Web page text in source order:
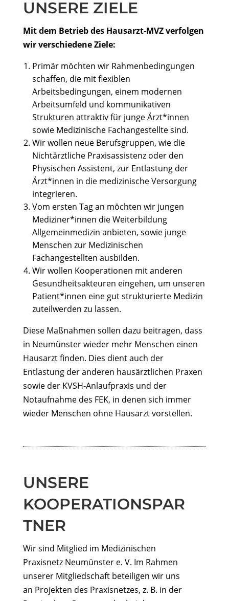
UNSERE ZIELE
Mit dem Betrieb des Hausarzt-MVZ verfolgen
wir verschiedene Ziele:
Primär möchten wir Rahmenbedingungen
schaffen, die mit flexiblen
Arbeitsbedingungen, einem modernen
Arbeitsumfeld und kommunikativen
Strukturen attraktiv für junge Ärzt*innen
sowie Medizinische Fachangestellte sind.
Wir wollen neue Berufsgruppen, wie die
Nichtärztliche Praxisassistenz oder den
Physischen Assistent, zur Entlastung der
Ärzt*innen in die medizinische Versorgung
integrieren.
Vom ersten Tag an möchten wir jungen
Mediziner*innen die Weiterbildung
Allgemeinmedizin anbieten, sowie junge
Menschen zur Medizinischen
Fachangestellten ausbilden.
Wir wollen Kooperationen mit anderen
Gesundheitsakteuren eingehen, um unseren
Patient*innen eine gut strukturierte Medizin
zuteilwerden zu lassen.
Diese Maßnahmen sollen dazu beitragen, dass
in Neumünster wieder mehr Menschen einen
Hausarzt finden. Dies dient auch der
Entlastung der anderen hausärztlichen Praxen
sowie der KVSH-Anlaufpraxis und der
Notaufnahme des FEK, in denen sich immer
wieder Menschen ohne Hausarzt vorstellen.
UNSERE
KOOPERATIONSPAR
TNER
Wir sind Mitglied im Medizinischen
Praxisnetz Neumünster e. V. Im Rahmen
unserer Mitgliedschaft beteiligen wir uns
an Projekten des Praxisnetzes, z. B. in der